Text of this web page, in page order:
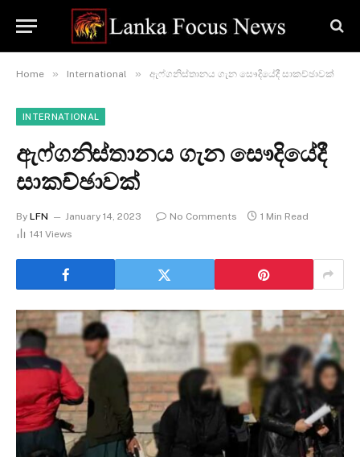
Home » International » ඇෆ්ගනිස්තානය ගැන සෞදියේදී සාකච්ඡාවක්
INTERNATIONAL
ඇෆ්ගනිස්තානය ගැන සෞදියේදී
සාකච්ඡාවක්
By LFN January 14, 2023 No Comments
1 Min Read
141 Views